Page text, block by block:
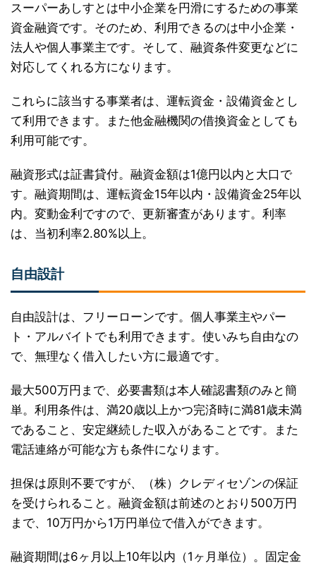
スーパーあしすとは中小企業を円滑にするための事業
資金融資です。そのため、利用できるのは中小企業・
法人や個人事業主です。そして、融資条件変更などに
対応してくれる方になります。
これらに該当する事業者は、運転資金・設備資金とし
て利用できます。また他金融機関の借換資金としても
利用可能です。
融資形式は証書貸付。融資金額は1億円以内と大口で
す。融資期間は、運転資金15年以内・設備資金25年以
内。変動金利ですので、更新審査があります。利率
は、当初利率2.80%以上。
自由設計
自由設計は、フリーローンです。個人事業主やパー
ト・アルバイトでも利用できます。使いみち自由なの
で、無理なく借入したい方に最適です。
最大500万円まで、必要書類は本人確認書類のみと簡
単。利用条件は、満20歳以上かつ完済時に満81歳未満
であること、安定継続した収入があることです。また
電話連絡が可能な方も条件になります。
担保は原則不要ですが、（株）クレディセゾンの保証
を受けられること。融資金額は前述のとおり500万円
まで、10万円から1万円単位で借入ができます。
融資期間は6ヶ月以上10年以内（1ヶ月単位）。固定金